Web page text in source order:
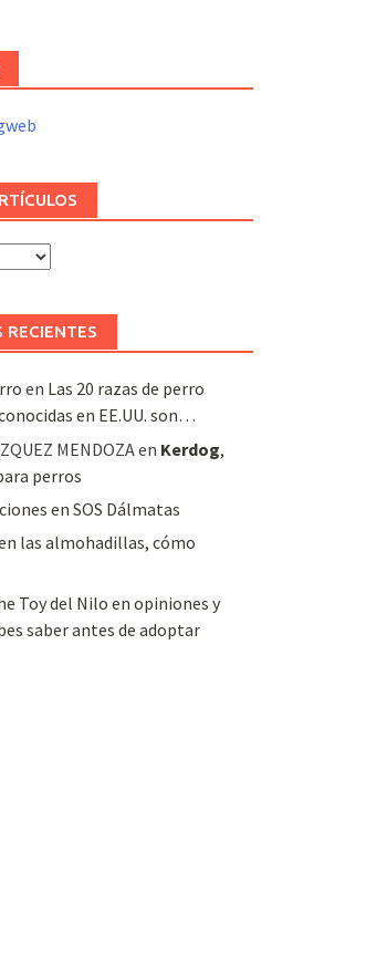
RECIENTES
en Las 20 razas de perro
en EE.UU. son…
MENDOZAen Kerdog,
perros
en SOS Dálmatas
las almohadillas, cómo
Toy del Nilo en opiniones y
saber antes de adoptar